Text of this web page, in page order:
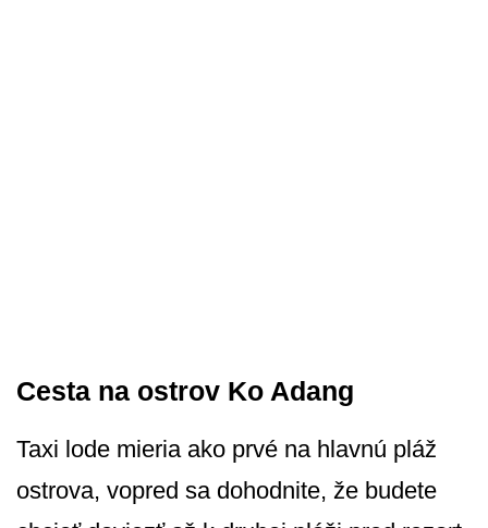
Cesta na ostrov Ko Adang
Taxi lode mieria ako prvé na hlavnú pláž
ostrova, vopred sa dohodnite, že budete